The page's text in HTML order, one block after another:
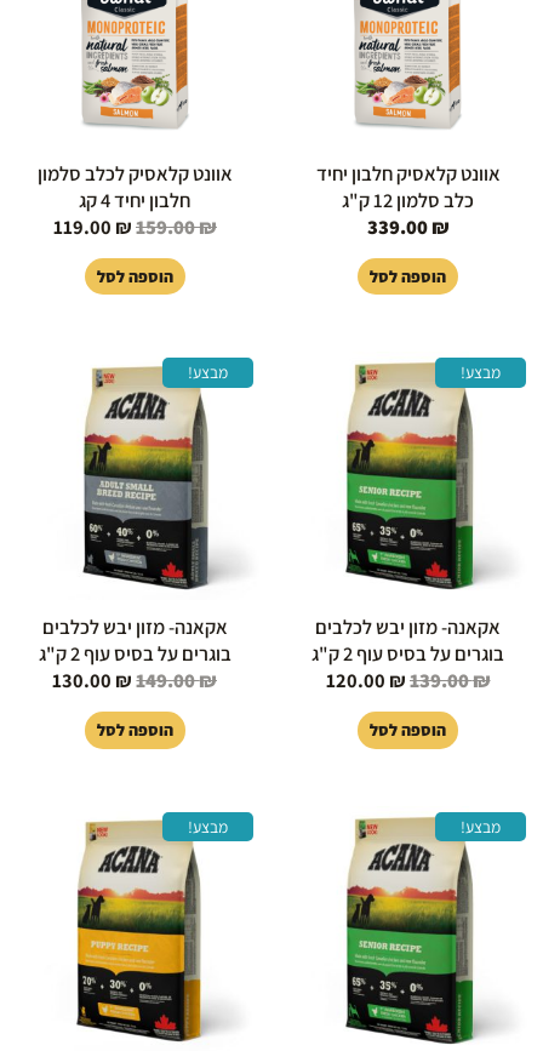
אוונט קלאסיק חלבון יחיד
כלב סלמון 12 ק"ג
339.00₪
הוספה לסל
אוונט קלאסיק לכלב סלמון
חלבון יחיד 4 קג
159.00₪
119.00 ₪
הוספה לסל
מבצע!
אקאנה- מזון יבש לכלבים
בוגרים על בסיס עוף 2 ק"ג
139.00₪
המחיר
המקורי
היה:
139.00 ₪.
120.00 ₪
הוספה לסל
מבצע!
אקאנה- מזון יבש לכלבים
בוגרים על בסיס עוף 2 ק"ג
149.00₪
המחיר
המקורי
היה:
149.00 ₪.
130.00 ₪
הוספה לסל
מבצע!
המחיר
המקורי
היה:
249.00 ₪.
מבצע!
המחיר
המקורי
היה:
349.00 ₪.